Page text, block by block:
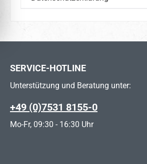
SERVICE-HOTLINE
Unterstützung und Beratung unter:
+49 (0)7531 8155-0
Mo-Fr, 09:30 - 16:30 Uhr